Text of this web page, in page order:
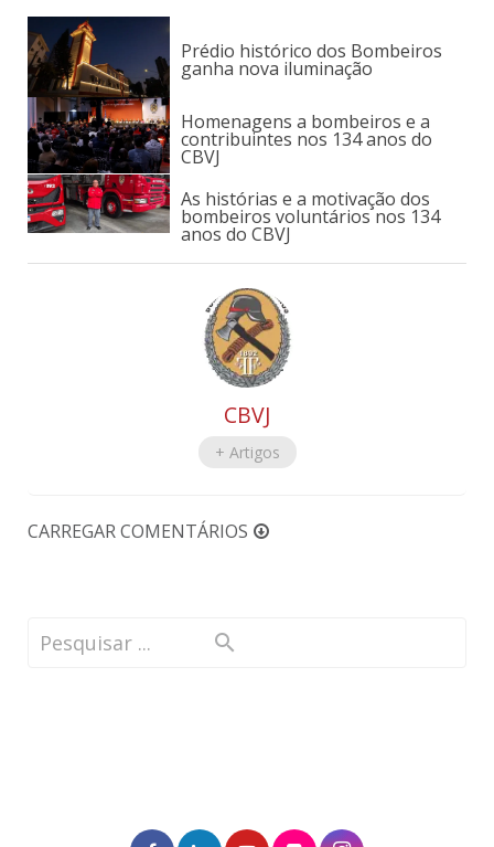
Prédio histórico dos Bombeiros
ganha nova iluminação
Homenagens a bombeiros e a
contribuintes nos 134 anos do
CBVJ
As histórias e a motivação dos
bombeiros voluntários nos 134
anos do CBVJ
CBVJ
+ Artigos
CARREGAR COMENTÁRIOS